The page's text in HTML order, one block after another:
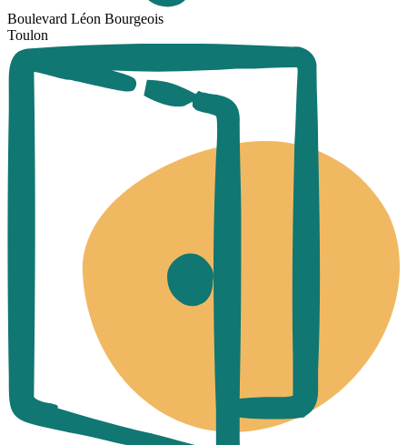
Boulevard Léon Bourgeois
Toulon